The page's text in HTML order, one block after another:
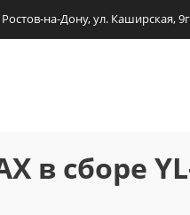
Ростов-на-Дону, ул. Каширская,
в сборе